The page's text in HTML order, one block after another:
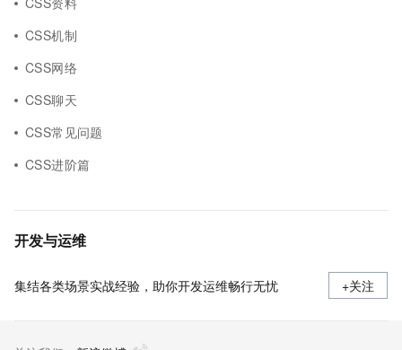
CSS机制
CSS网络
CSS聊天
CSS常见问题
CSS进阶篇
开发与运维
集结各类场景实战经验，助你开发运维畅行无忧 +关注